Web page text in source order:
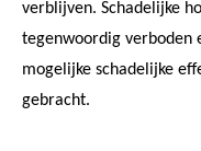
verblijven. Schadelijke
tegenwoordig verboden
mogelijke schadelijke
gebracht.